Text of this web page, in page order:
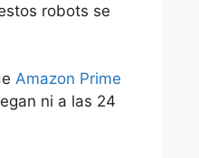
robots se
Amazon Prime
ni a las 24